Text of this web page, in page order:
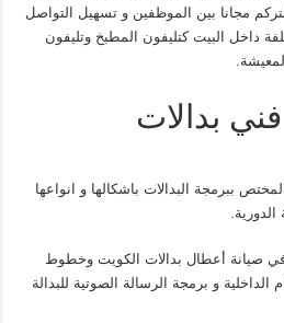
مجانا بين الموظفين و تسهيل التواصل
داخل البيت كتليفون المطبخ وتليفون
بدالات
ببرمجة البدالات باشكالها و انواعها
صيانة أعطال بدالات الكويت وخطوط
الداخلية و برمجة الرسالة الصوتية للبدالة